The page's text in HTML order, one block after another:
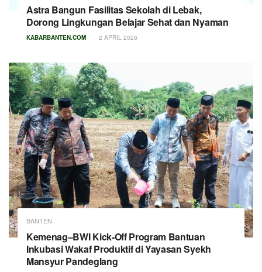
Astra Bangun Fasilitas Sekolah di Lebak,
Dorong Lingkungan Belajar Sehat dan Nyaman
KABARBANTEN.COM 2 APRIL 2026
BANTEN
Kemenag–BWI Kick-Off Program Bantuan
Inkubasi Wakaf Produktif di Yayasan Syekh
Mansyur Pandeglang